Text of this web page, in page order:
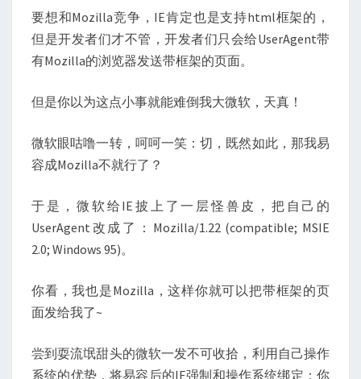
要想和Mozilla竞争，IE肯定也是支持html框架的，
但是开发者们才不管，开发者们只会给UserAgent带
有Mozilla的浏览器发送带框架的页面。
但是你以为这点小事就能难倒我大微软，天真！
微软眼咕噜一转，呵呵一笑：切，既然如此，那我易
容成Mozilla不就行了？
于是，微软给IE披上了一层怪兽皮，把自己的
UserAgent改成了：Mozilla/1.22 (compatible; MSIE
2.0; Windows 95)。
你看，我也是Mozilla，这样你就可以把带框架的页
面发给我了~
尝到耍流氓甜头的微软一发不可收拾，利用自己操作
系统的优势，将易容后的IE强制和操作系统绑定：你